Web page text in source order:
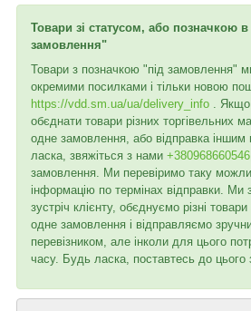
Товари зі статусом, або позначкою в
замовлення"
Товари з позначкою "під замовлення"
окремими посилками і тільки новою
https://vdd.sm.ua/ua/delivery_info . Якщо
обєднати товари різних торгівельних
одне замовлення, або відправка іншим
ласка, звяжіться з нами +380968660546
замовлення. Ми перевіримо таку
інформацію по термінах відправки.
зустріч клієнту, обєднуємо різні
одне замовлення і відправляємо
перевізником, але інколи для цього
часу. Будь ласка, поставтесь до цього